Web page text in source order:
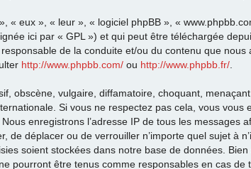
« eux », « leur », « logiciel phpBB », «
ici par « GPL ») et qui peut être téléchargée
de la conduite et/ou du contenu que
http://www.phpbb.com/ ou http://www.phpbb.fr/
obscène, vulgaire, diffamatoire, choquant,
Si vous ne respectez pas cela, vous
enregistrons l’adresse IP de tous les messages
de déplacer ou de verrouiller n’importe quel sujet à
soient stockées dans notre base de données.
pourront être tenus comme responsables en cas